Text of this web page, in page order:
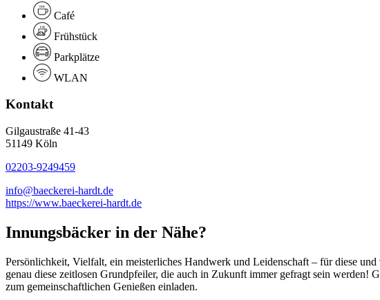
Café
Frühstück
Parkplätze
WLAN
Kontakt
Gilgaustraße 41-43
51149 Köln
02203-9249459
info@baeckerei-hardt.de
https://www.baeckerei-hardt.de
Innungsbäcker in der Nähe?
Persönlichkeit, Vielfalt, ein meisterliches Handwerk und Leidenschaft – für diese
genau diese zeitlosen Grundpfeiler, die auch in Zukunft immer gefragt sein
zum gemeinschaftlichen Genießen einladen.